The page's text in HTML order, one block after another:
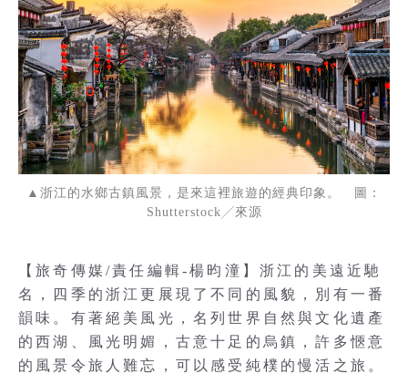
▲浙江的水鄉古鎮風景，是來這裡旅遊的經典印象。 圖：
Shutterstock╱來源
【旅奇傳媒/責任編輯-楊昀潼】浙江的美遠近馳
名，四季的浙江更展現了不同的風貌，別有一番
韻味。有著絕美風光，名列世界自然與文化遺產
的西湖、風光明媚，古意十足的烏鎮，許多愜意
的風景令旅人難忘，可以感受純樸的慢活之旅。